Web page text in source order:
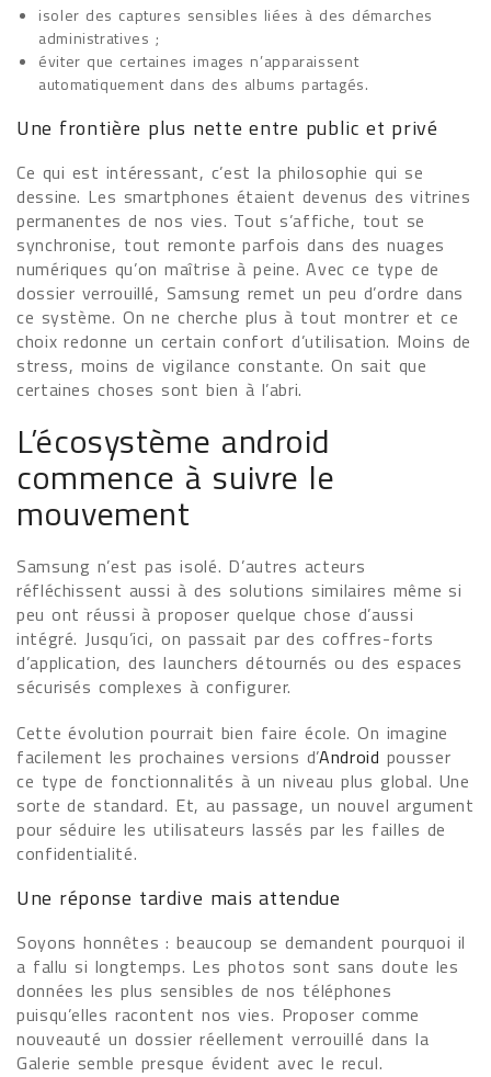
isoler des captures sensibles liées à des démarches
administratives ;
éviter que certaines images n’apparaissent
automatiquement dans des albums partagés.
Une frontière plus nette entre public et privé
Ce qui est intéressant, c’est la philosophie qui se
dessine. Les smartphones étaient devenus des vitrines
permanentes de nos vies. Tout s’affiche, tout se
synchronise, tout remonte parfois dans des nuages
numériques qu’on maîtrise à peine. Avec ce type de
dossier verrouillé, Samsung remet un peu d’ordre dans
ce système. On ne cherche plus à tout montrer et ce
choix redonne un certain confort d’utilisation. Moins de
stress, moins de vigilance constante. On sait que
certaines choses sont bien à l’abri.
L’écosystème android
commence à suivre le
mouvement
Samsung n’est pas isolé. D’autres acteurs
réfléchissent aussi à des solutions similaires même si
peu ont réussi à proposer quelque chose d’aussi
intégré. Jusqu’ici, on passait par des coffres-forts
d’application, des launchers détournés ou des espaces
sécurisés complexes à configurer.
Cette évolution pourrait bien faire école. On imagine
facilement les prochaines versions d’Android pousser
ce type de fonctionnalités à un niveau plus global. Une
sorte de standard. Et, au passage, un nouvel argument
pour séduire les utilisateurs lassés par les failles de
confidentialité.
Une réponse tardive mais attendue
Soyons honnêtes : beaucoup se demandent pourquoi il
a fallu si longtemps. Les photos sont sans doute les
données les plus sensibles de nos téléphones
puisqu’elles racontent nos vies. Proposer comme
nouveauté un dossier réellement verrouillé dans la
Galerie semble presque évident avec le recul.